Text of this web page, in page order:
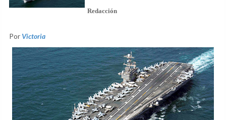
Redacción
Por Victoria